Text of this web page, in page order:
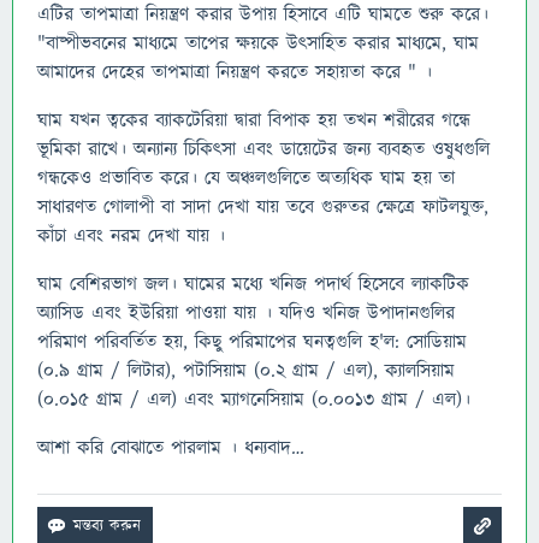
এটির তাপমাত্রা নিয়ন্ত্রণ করার উপায় হিসাবে এটি ঘামতে শুরু করে।
"বাষ্পীভবনের মাধ্যমে তাপের ক্ষয়কে উৎসাহিত করার মাধ্যমে, ঘাম
আমাদের দেহের তাপমাত্রা নিয়ন্ত্রণ করতে সহায়তা করে " ।
ঘাম যখন ত্বকের ব্যাকটেরিয়া দ্বারা বিপাক হয় তখন শরীরের গন্ধে
ভূমিকা রাখে। অন্যান্য চিকিৎসা এবং ডায়েটের জন্য ব্যবহৃত ওষুধগুলি
গন্ধকেও প্রভাবিত করে। যে অঞ্চলগুলিতে অত্যধিক ঘাম হয় তা
সাধারণত গোলাপী বা সাদা দেখা যায় তবে গুরুতর ক্ষেত্রে ফাটলযুক্ত,
কাঁচা এবং নরম দেখা যায় ।
ঘাম বেশিরভাগ জল। ঘামের মধ্যে খনিজ পদার্থ হিসেবে ল্যাকটিক
অ্যাসিড এবং ইউরিয়া পাওয়া যায় । যদিও খনিজ উপাদানগুলির
পরিমাণ পরিবর্তিত হয়, কিছু পরিমাপের ঘনত্বগুলি হ'ল: সোডিয়াম
(0.9 গ্রাম / লিটার), পটাসিয়াম (0.2 গ্রাম / এল), ক্যালসিয়াম
(0.015 গ্রাম / এল) এবং ম্যাগনেসিয়াম (0.0013 গ্রাম / এল)।
আশা করি বোঝাতে পারলাম । ধন্যবাদ…